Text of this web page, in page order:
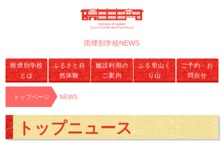
雨煙別学校NEWS
雨煙別学校
とは
ふるさと自
然体験
施設利用の
ご案内
ふる里山く
り山
ご予約・お
問合せ
トップページ NEWS
トップニュース